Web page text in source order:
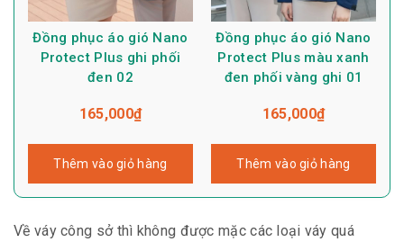
Đồng phục áo gió Nano
Protect Plus ghi phối
đen 02
165,000₫
Thêm vào giỏ hàng
Đồng phục áo gió Nano
Protect Plus màu xanh
đen phối vàng ghi 01
165,000₫
Thêm vào giỏ hàng
Về váy công sở thì không được mặc các loại váy quá